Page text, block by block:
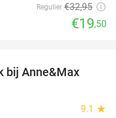
Regulier €32,95
€19,50
bij Anne&Max
9.1 star